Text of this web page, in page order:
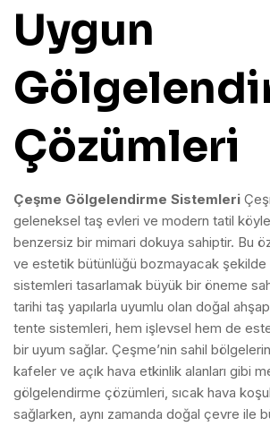
Uygun
Çözümleri
Çeşme Gölgelendirme Sistemleri
geleneksel taş evleri ve modern tatil
benzersiz bir mimari dokuya sahiptir. Bu
ve estetik bütünlüğü bozmayacak
sistemleri tasarlamak büyük bir öneme
tarihi taş yapılarla uyumlu olan doğal
tente sistemleri, hem işlevsel hem de
bir uyum sağlar. Çeşme’nin sahil
kafeler ve açık hava etkinlik alanları gibi
gölgelendirme çözümleri, sıcak hava
sağlarken, aynı zamanda doğal çevre ile